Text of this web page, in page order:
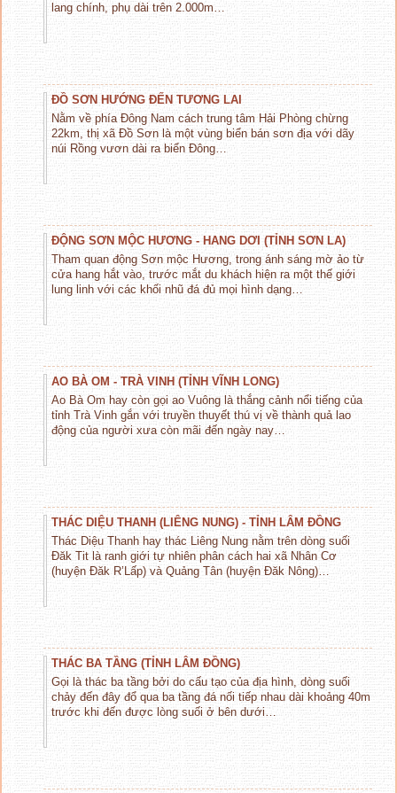
lang chính, phụ dài trên 2.000m…
ĐỒ SƠN HƯỚNG ĐẾN TƯƠNG LAI
Nằm về phía Đông Nam cách trung tâm Hải Phòng chừng
22km, thị xã Đồ Sơn là một vùng biển bán sơn địa với dãy
núi Rồng vươn dài ra biển Đông…
ĐỘNG SƠN MỘC HƯƠNG - HANG DƠI (TỈNH SƠN LA)
Tham quan động Sơn mộc Hương, trong ánh sáng mờ ảo từ
cửa hang hắt vào, trước mắt du khách hiện ra một thế giới
lung linh với các khối nhũ đá đủ mọi hình dạng…
AO BÀ OM - TRÀ VINH (TỈNH VĨNH LONG)
Ao Bà Om hay còn gọi ao Vuông là thắng cảnh nổi tiếng của
tỉnh Trà Vinh gắn với truyền thuyết thú vị về thành quả lao
động của người xưa còn mãi đến ngày nay…
THÁC DIỆU THANH (LIÊNG NUNG) - TỈNH LÂM ĐỒNG
Thác Diệu Thanh hay thác Liêng Nung nằm trên dòng suối
Đăk Tit là ranh giới tự nhiên phân cách hai xã Nhân Cơ
(huyện Đăk R’Lấp) và Quảng Tân (huyện Đăk Nông)…
THÁC BA TẦNG (TỈNH LÂM ĐỒNG)
Gọi là thác ba tầng bởi do cấu tạo của địa hình, dòng suối
chảy đến đây đổ qua ba tầng đá nối tiếp nhau dài khoảng 40m
trước khi đến được lòng suối ở bên dưới…